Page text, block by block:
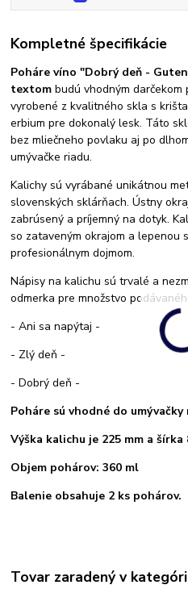
Kompletné špecifikácie
Poháre víno "Dobrý deň -
textom budú vhodným darčekom
vyrobené z kvalitného skla s
erbium pre dokonalý lesk. Táto
bez mliečneho povlaku aj po
umývačke riadu.
Kalichy sú vyrábané unikátnou
slovenských sklárňach. Ústny
zabrúsený a príjemný na dotyk.
so zataveným okrajom a lepenou
profesionálnym dojmom.
Nápisy na kalichu sú trvalé a
odmerka pre množstvo
- Ani sa napýtaj -
- Zlý deň -
- Dobrý deň -
Poháre sú vhodné do umývačky
Výška kalichu je 225 mm a šírka
Objem pohárov: 360 ml
Balenie obsahuje 2 ks pohárov.
Tovar zaradený v